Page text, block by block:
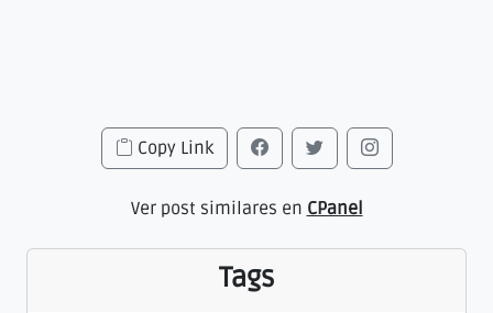
Copy Link
Ver post similares en CPanel
Tags